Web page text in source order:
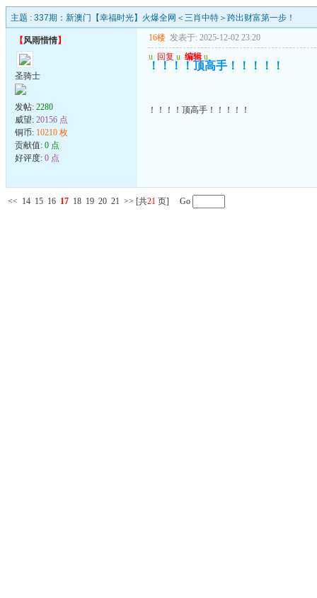
主题 : 337期：新澳门【幸福时光】火爆全网＜三肖中特＞跨出财富第一步！
【风雨惜情】
圣骑士
发帖: 2280
威望: 20156 点
铜币: 10210 枚
贡献值: 0 点
好评度: 0 点
16楼 发表于: 2025-12-02 23:20
u 回复 u 编辑 u
！！！！顶高手！！！！！
！！！！顶高手！！！！！
<< 14 15 16 17 18 19 20 21 >> [共21 页] Go